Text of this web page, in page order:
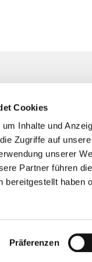
Cookies
Inhalte und
Zugriffe auf
unserer
Partner führen
bereitgestellt haben
Präferenzen
Kirchengemeinde
4 . 44795 Bochum
suedwest@ekvw.de
und
4305 0001 0044 4387